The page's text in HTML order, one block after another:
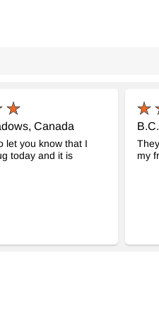
Canada
let you know that I
today and it is
my